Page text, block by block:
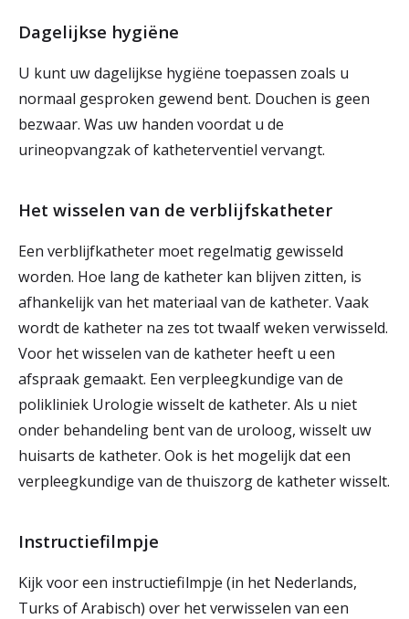
Dagelijkse hygiëne
U kunt uw dagelijkse hygiëne toepassen zoals u
normaal gesproken gewend bent. Douchen is geen
bezwaar. Was uw handen voordat u de
urineopvangzak of katheterventiel vervangt.
Het wisselen van de verblijfskatheter
Een verblijfkatheter moet regelmatig gewisseld
worden. Hoe lang de katheter kan blijven zitten, is
afhankelijk van het materiaal van de katheter. Vaak
wordt de katheter na zes tot twaalf weken verwisseld.
Voor het wisselen van de katheter heeft u een
afspraak gemaakt. Een verpleegkundige van de
polikliniek Urologie wisselt de katheter. Als u niet
onder behandeling bent van de uroloog, wisselt uw
huisarts de katheter. Ook is het mogelijk dat een
verpleegkundige van de thuiszorg de katheter wisselt.
Instructiefilmpje
Kijk voor een instructiefilmpje (in het Nederlands,
Turks of Arabisch) over het verwisselen van een